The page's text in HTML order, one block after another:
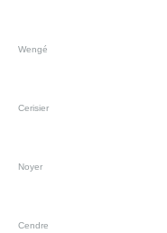
Wengé
Cerisier
Noyer
Cendre